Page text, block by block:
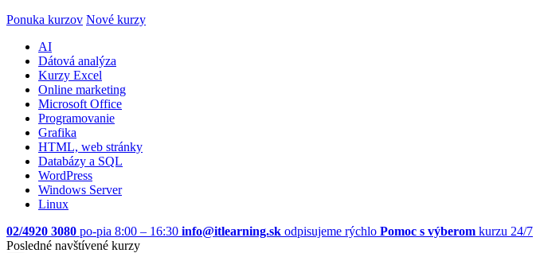
Ponuka kurzov Nové kurzy
AI
Dátová analýza
Kurzy Excel
Online marketing
Microsoft Office
Programovanie
Grafika
HTML, web stránky
Databázy a SQL
WordPress
Windows Server
Linux
02/4920 3080 po-pia 8:00 – 16:30 info@itlearning.sk odpisujeme rýchlo Pomoc s výberom kurzu 24/7
Posledné navštívené kurzy